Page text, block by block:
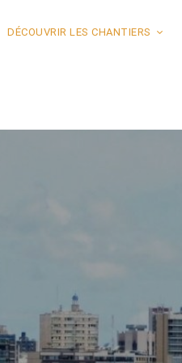
DÉCOUVRIR LES CHANTIERS